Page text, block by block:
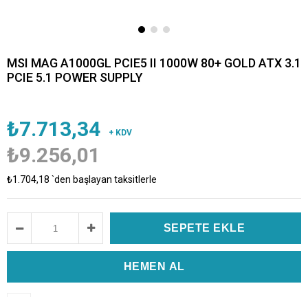
MSI MAG A1000GL PCIE5 II 1000W 80+ GOLD ATX 3.1
PCIE 5.1 POWER SUPPLY
₺7.713,34 + KDV
₺9.256,01
₺1.704,18 `den başlayan taksitlerle